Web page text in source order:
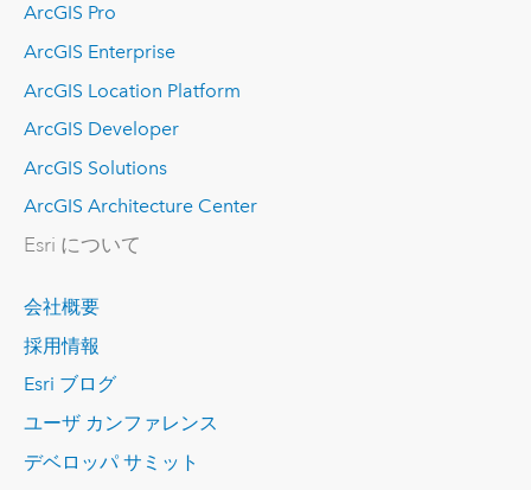
ArcGIS Pro
ArcGIS Enterprise
ArcGIS Location Platform
ArcGIS Developer
ArcGIS Solutions
ArcGIS Architecture Center
Esri について
会社概要
採用情報
Esri ブログ
ユーザ カンファレンス
デベロッパ サミット